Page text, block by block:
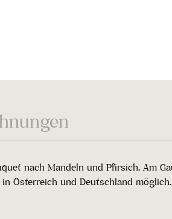
nach Mandeln und Pfirsich. Am
Österreich und Deutschland möglich.